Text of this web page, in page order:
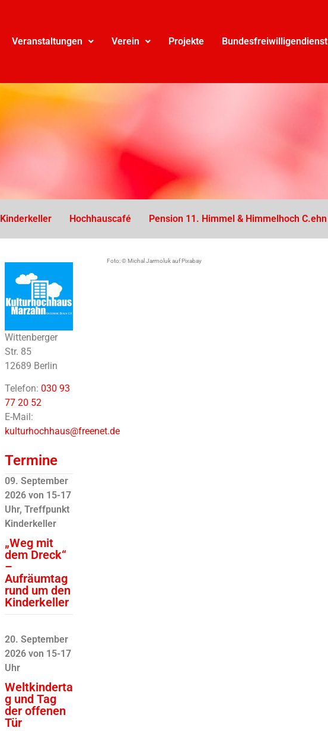
Veranstaltungen Verein Projekte Bundesfreiwilligendienst
Kinderkeller Hochhauscafé Pension 11. Himmel & Himmelhoch C.ehn
Wittenberger
Str. 85
12689 Berlin
Telefon: 030 93
77 20 52
E-Mail:
kulturhochhaus@freenet.de
Termine
09. September
2026 von 15-17
Uhr, Treffpunkt
Kinderkeller
„Weg mit
dem Dreck“
–
Aufräumtag
rund um den
Kinderkeller
20. September
2026 von 15-17
Uhr
Weltkinderta
g und Tag
der offenen
Tür
Foto: © Michal Jarmoluk auf Pixabay